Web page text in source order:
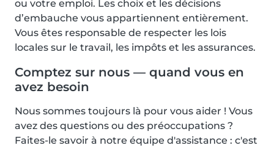
ou votre emploi. Les choix et les décisions
d’embauche vous appartiennent entièrement.
Vous êtes responsable de respecter les lois
locales sur le travail, les impôts et les assurances.
Comptez sur nous — quand vous en
avez besoin
Nous sommes toujours là pour vous aider ! Vous
avez des questions ou des préoccupations ?
Faites-le savoir à notre équipe d'assistance : c'est